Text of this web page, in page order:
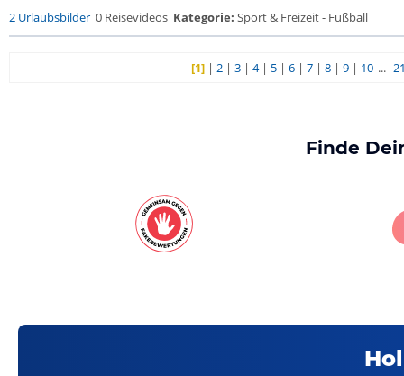
2 Urlaubsbilder 0 Reisevideos Kategorie: Sport & Freizeit - Fußball
[1]| 2| 3| 4| 5| 6| 7| 8| 9| 10 ...
Finde